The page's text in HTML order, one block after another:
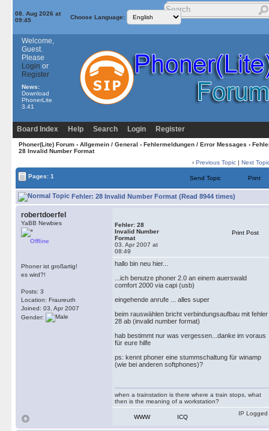
08. Aug 2026 at
09:45
Choose Language:
Welcome,
Guest.
Please
Login or
Register
News:
Download
PhonerLite
3.41
Board Index Help Search Login Register
Phoner(Lite) Forum› Allgemein / General › Fehlermeldungen / Error Messages ›
28 Invalid Number Format
‹ Previous Topic | Next
Pages: 1 Send Topic Print
Fehler: 28 Invalid Number Format (Read 8944 times)
robertdoerfel
YaBB Newbies
Offline
Phoner ist großartig!
es wird?!
Posts: 3
Location: Fraureuth
Joined: 03. Apr 2007
Gender:
Fehler: 28
Invalid Number
Format
03. Apr 2007 at
08:49
Print Post
hallo bin neu hier...
...ich benutze phoner 2.0 an einem auerswald
comfort 2000 via capi (usb)
eingehende anrufe ... alles super
beim rauswählen bricht verbindungsaufbau mit fehler
28 ab (invalid number format)
hab bestimmt nur was vergessen...danke im voraus
für eure hilfe
ps: kennt phoner eine stummschaltung für winamp
(wie bei anderen softphones)?
when a trainstation is there where a train stops, what
then is the meaning of a workstation?
WWW ICQ
IP Logged